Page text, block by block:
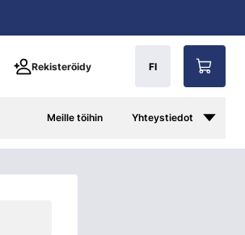
Rekisteröidy FI
Meille töihin Yhteystiedot